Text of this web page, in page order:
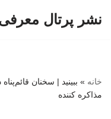
نشر پرتال
خانه » ببینید | سخنان
مذاکره کننده